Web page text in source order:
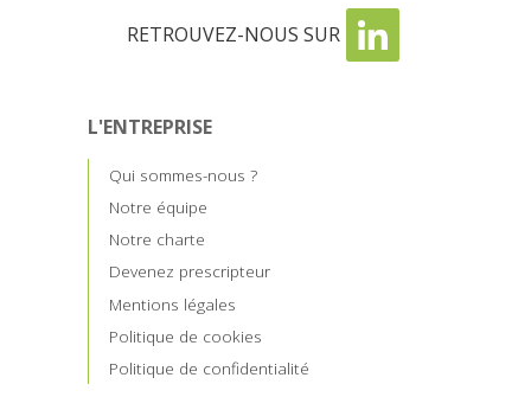
RETROUVEZ-NOUS SUR
L'ENTREPRISE
Qui sommes-nous ?
Notre équipe
Notre charte
Devenez prescripteur
Mentions légales
Politique de cookies
Politique de confidentialité